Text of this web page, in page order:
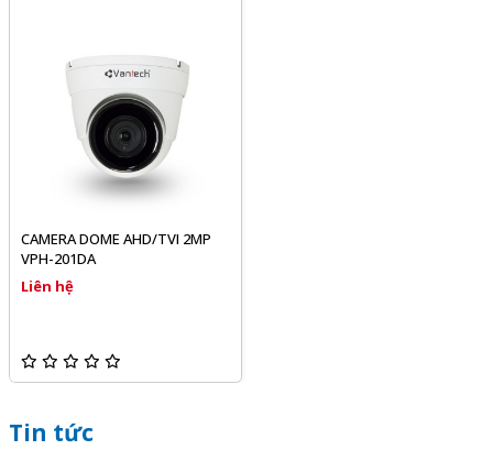
CAMERA DOME AHD/TVI 2MP
VPH-201DA
Liên hệ
Tin tức